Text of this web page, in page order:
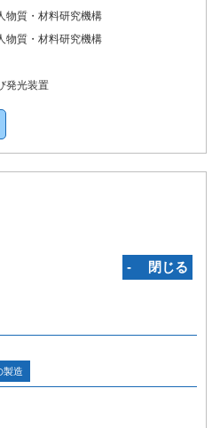
物質・材料研究機構
物質・材料研究機構
発光装置
‐ 閉じる
製造